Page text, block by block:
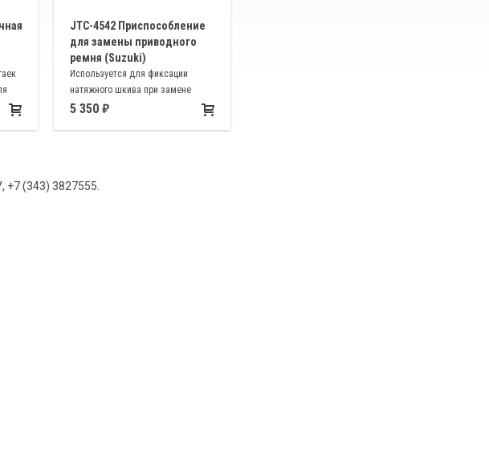
JTC-4542 Приспособление
для замены приводного
ремня (Suzuki)
Используется для фиксации
натяжного шкива при замене
приводного ремня на автомобилях
5 350
(343) 3827555.